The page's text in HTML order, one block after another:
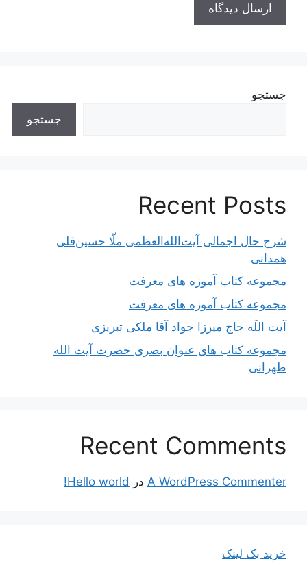
جستجو
جستجو
Recent Posts
شرح حال اجمالی آیت‌الله‌العظمی ملّا حسین‌قلی
همدانی
مجموعه کتاب آموزه های معرفت
مجموعه کتاب آموزه های معرفت
آیت اللَه حاج میرزا جواد آقا ملکی تبریزی
مجموعه کتاب های عنوان بصری حضرت آیت الله
طهرانی
Recent Comments
A WordPress Commenter در Hello world!
خرید بک لینک